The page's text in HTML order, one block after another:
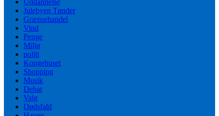
Julebyen Tønder
Grænsehandel
Vind
Penge
Miljø
politi
Kongehuset
Shopping
Musik
Debat
Valg
Dødsfald